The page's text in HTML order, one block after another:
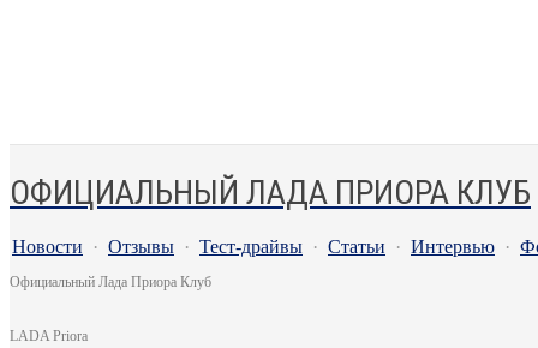
ОФИЦИАЛЬНЫЙ ЛАДА ПРИОРА КЛУБ
Новости · Отзывы · Тест-драйвы · Статьи · Интервью ·
Официальный Лада Приора Клуб
LADA Priora